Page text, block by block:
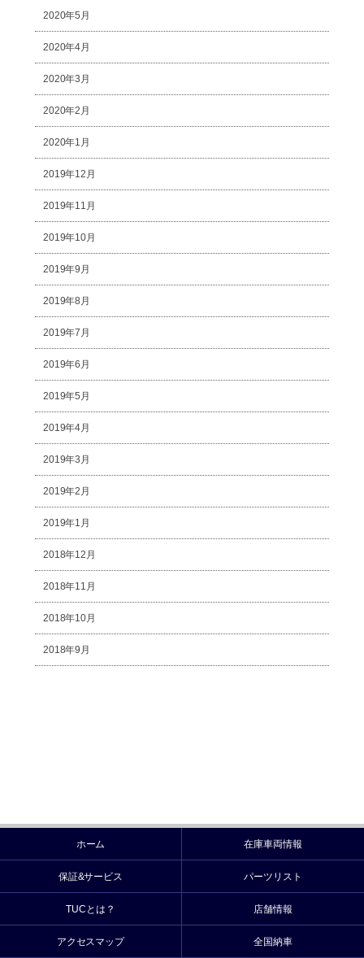
2020年5月
2020年4月
2020年3月
2020年2月
2020年1月
2019年12月
2019年11月
2019年10月
2019年9月
2019年8月
2019年7月
2019年6月
2019年5月
2019年4月
2019年3月
2019年2月
2019年1月
2018年12月
2018年11月
2018年10月
2018年9月
ホーム 在庫車両情報
保証&サービス パーツリスト
TUCとは？ 店舗情報
アクセスマップ 全国納車